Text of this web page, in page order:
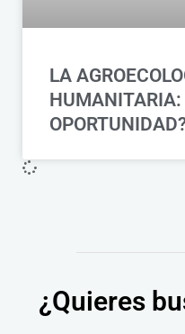
LA
HUMANITARIA:
¿Quieres